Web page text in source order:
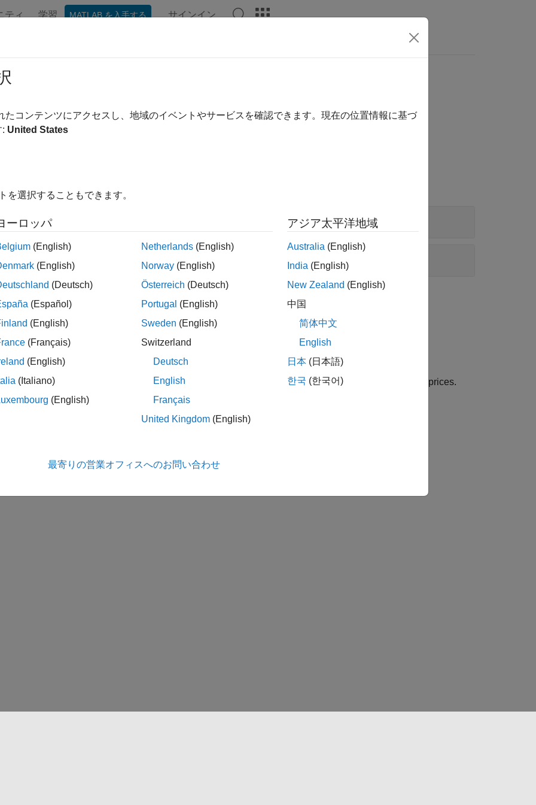
ティ 学習 MATLAB を入手する サインイン
Financial Data
options for financial data input using timetables or tables
for charting financial data using timetables or tables.
Functions
in Finance
to visualize and calculate weekly statistics from simulated daily stock data.
with Negative Prices
Financial Toolbox™ functions treat negative prices and how to interpret results involving negative prices.
たコンテンツにアクセスし、地域のイベントやサービスを確認できます。現在の位置情報に基づ
: United States
を選択することもできます。
ーロッパ
(English)
(English)
(Deutsch)
(Español)
(English)
(Français)
(English)
(Italiano)
(English)
Netherlands (English)
Norway (English)
Österreich (Deutsch)
Portugal (English)
Sweden (English)
Switzerland
Deutsch
English
Français
United Kingdom (English)
アジア太平洋地域
Australia (English)
India (English)
New Zealand (English)
中国
简体中文
English
日本 (日本語)
한국 (한국어)
最寄りの営業オフィスへのお問い合わせ